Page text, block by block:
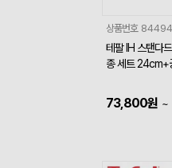
상품번호
테팔 IH 스탠다
종 세트 24cm+
73,800원 ~